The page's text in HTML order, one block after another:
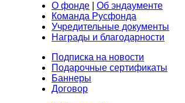
О фонде
Об эндаументе
Команда Русфонда
Учредительные документы
Награды и благодарности
Подписка на новости
Подарочные сертификаты
Баннеры
Договор